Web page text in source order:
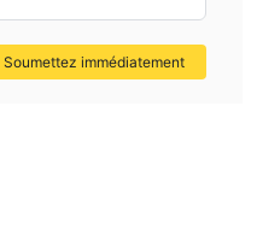
courtier sont élevés. Il est
Soumettez immédiatement